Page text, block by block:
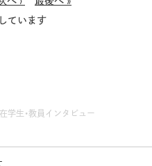
ー
終
ています
在学生・教員インタビュー